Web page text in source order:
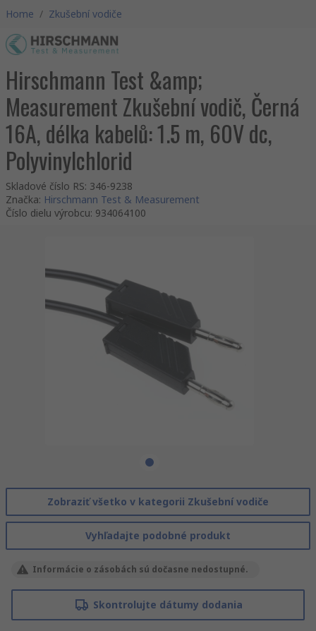
Home / Zkušební vodiče
Hirschmann Test &amp;
Measurement Zkušební vodič, Černá
16A, délka kabelů: 1.5 m, 60V dc,
Polyvinylchlorid
Skladové číslo RS: 346-9238
Značka: Hirschmann Test & Measurement
Číslo dielu výrobcu: 934064100
Zobraziť všetko v kategorii Zkušební vodiče
Vyhľadajte podobné produkt
Informácie o zásobách sú dočasne nedostupné.
Skontrolujte dátumy dodania